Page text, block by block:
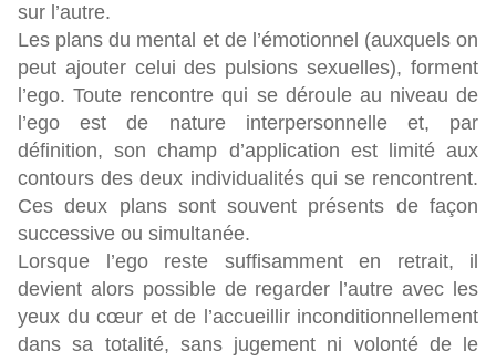
sur l’autre.
Les plans du mental et de l’émotionnel (auxquels on
peut ajouter celui des pulsions sexuelles), forment
l’ego. Toute rencontre qui se déroule au niveau de
l’ego est de nature interpersonnelle et, par
définition, son champ d’application est limité aux
contours des deux individualités qui se rencontrent.
Ces deux plans sont souvent présents de façon
successive ou simultanée.
Lorsque l’ego reste suffisamment en retrait, il
devient alors possible de regarder l’autre avec les
yeux du cœur et de l’accueillir inconditionnellement
dans sa totalité, sans jugement ni volonté de le